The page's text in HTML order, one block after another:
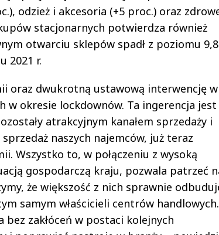
odzież i akcesoria (+5 proc.) oraz
stacjonarnych potwierdza również
otwarciu sklepów spadł z poziomu 9,8
2021 r.
oraz dwukrotną ustawową interwencję w
okresie lockdownów. Ta ingerencja jest
atrakcyjnym kanałem sprzedaży i
naszych najemców, już teraz
Wszystko to, w połączeniu z wysoką
gospodarczą kraju, pozwala patrzeć
że większość z nich sprawnie
samym właścicieli centrów handlowych.
zakłóceń w postaci kolejnych